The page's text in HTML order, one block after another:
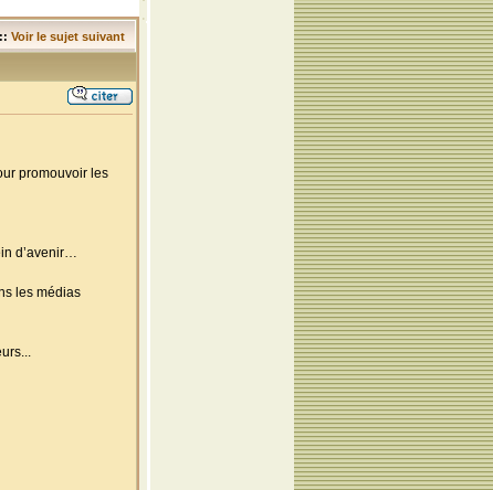
:: Voir le sujet suivant
promouvoir les
d’avenir…
les médias